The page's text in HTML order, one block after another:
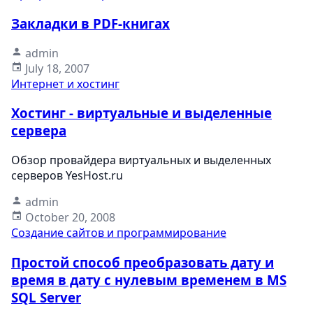
Закладки в PDF-книгах
admin
July 18, 2007
Интернет и хостинг
Хостинг - виртуальные и выделенные
сервера
Обзор провайдера виртуальных и выделенных
серверов YesHost.ru
admin
October 20, 2008
Создание сайтов и программирование
Простой способ преобразовать дату и
время в дату с нулевым временем в MS
SQL Server